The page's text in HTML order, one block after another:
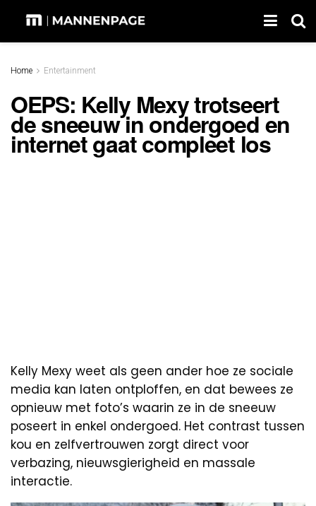
Home Entertainment
OEPS: Kelly Mexy trotseert
de sneeuw in ondergoed en
internet gaat compleet los
Kelly Mexy weet als geen ander hoe ze sociale
media kan laten ontploffen, en dat bewees ze
opnieuw met foto’s waarin ze in de sneeuw
poseert in enkel ondergoed. Het contrast tussen
kou en zelfvertrouwen zorgt direct voor
verbazing, nieuwsgierigheid en massale
interactie.